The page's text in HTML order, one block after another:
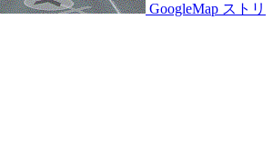
GoogleMap ストリ